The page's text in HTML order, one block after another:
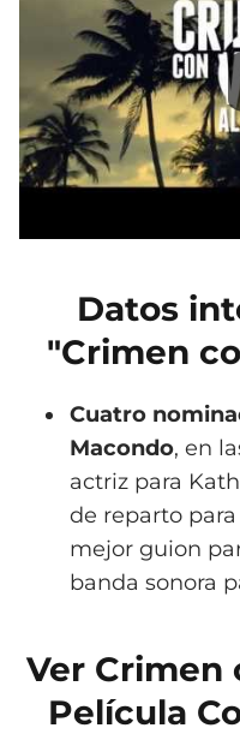
Datos
"Crimen
Cuatro
Macondo, en
actriz para
de reparto
mejor guion
banda sonora
Ver Crimen
Película